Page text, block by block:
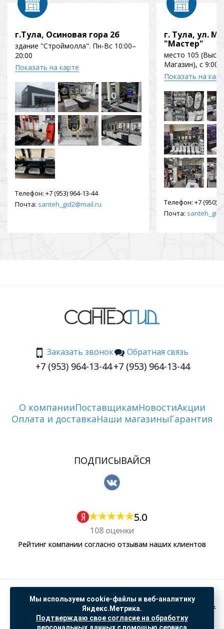
г.Тула, Осиновая гора 2б
здание "Строймолла". Пн-Вс 10:00–
20:00
Показать на карте
Телефон: +7 (953) 964-13-44
Почта: santeh_gid2@mail.ru
г. Тула, ул.
"Мастер"
место 105
Магазин), с 9:00
Показать на
Телефон: +7 (950)
Почта:
Заказать звонок
+7 (953) 964-13-44
Обратная связь
+7 (953) 964-13-44
О компанииПоставщикамНовостиАкции
Оплата и доставкаНаши магазиныГарантия
ПОДПИСЫВАЙСЯ
5.0
108 оценки
Рейтинг компании согласно отзывам наших клиентов
Политика обработки персональных данных
Согласие на обработку данных Яндекс Метрика
"© ООО “САНТЕХГИД”, 2026. Все права защищены. Предложение не является публичной
офертой, цены и информация на сайте ознакомительные
Мы используем cookie-файлы и веб-аналитику
Яндекс.Метрика.
Подтверждаю свое согласие на обработку